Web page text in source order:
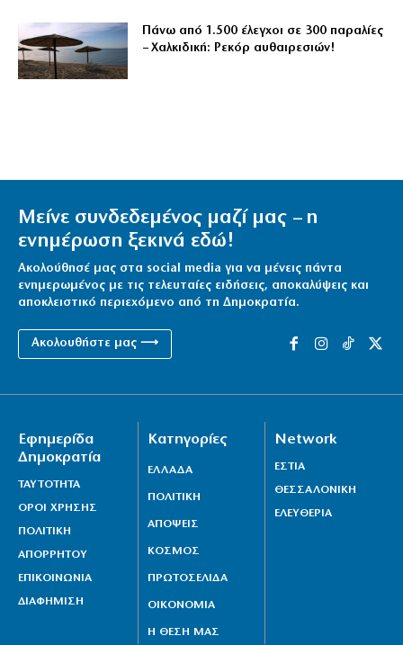
Πάνω από 1.500 έλεγχοι σε 300 παραλίες
– Χαλκιδική: Ρεκόρ αυθαιρεσιών!
Μείνε συνδεδεμένος μαζί μας – η
ενημέρωση ξεκινά εδώ!
Ακολούθησέ μας στα social media για να μένεις πάντα
ενημερωμένος με τις τελευταίες ειδήσεις, αποκαλύψεις και
αποκλειστικό περιεχόμενο από τη Δημοκρατία.
Ακολουθήστε μας ⟶
Εφημερίδα
Δημοκρατία
ΤΑΥΤΟΤΗΤΑ
ΟΡΟΙ ΧΡΗΣΗΣ
ΠΟΛΙΤΙΚΗ
ΑΠΟΡΡΗΤΟΥ
ΕΠΙΚΟΙΝΩΝΙΑ
ΔΙΑΦΗΜΙΣΗ
Κατηγορίες
ΕΛΛΑΔΑ
ΠΟΛΙΤΙΚΗ
ΑΠΟΨΕΙΣ
ΚΟΣΜΟΣ
ΠΡΩΤΟΣΕΛΙΔΑ
ΟΙΚΟΝΟΜΙΑ
Η ΘΕΣΗ ΜΑΣ
Network
ΕΣΤΙΑ
ΘΕΣΣΑΛΟΝΙΚΗ
ΕΛΕΥΘΕΡΙΑ